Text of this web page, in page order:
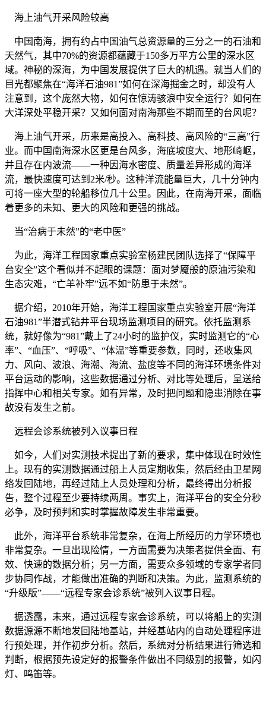
海上油气开采风险较高
中国南海，拥有约占中国油气总资源量的三分之一的石油和
天然气，其中70%的资源都蕴藏于150多万平方公里的深水区
域。神秘的深海，为中国发展提供了巨大的机遇。就当人们的
目光都聚焦在“海洋石油981”如何在深海掘金之时，却没有人
注意到，这个庞然大物，如何在惊涛骇浪中安全运行？如何在
大洋深处平稳开采？又如何面对南海那些不期而至的台风呢？
海上油气开采，历来是高投入、高科技、高风险的“三高”行
业。而中国南海深水区更是台风多，海底坡度大、地形崎岖，
并且存在内波流——一种因海水密度、质量差异形成的海洋
流，最快速度可达到2米/秒。这种洋流能量巨大，几十分钟内
可将一座大型的轮船移位几十公里。因此，在南海开采，面临
着更多的未知、更大的风险和更强的挑战。
当“治病于未然”的“老中医”
为此，海洋工程国家重点实验室杨建民团队选择了“保障平
台安全”这个看似并不起眼的课题：面对梦魇般的原油污染和
生态灾难，“亡羊补牢”远不如“防患于未然”。
据介绍，2010年开始，海洋工程国家重点实验室开展“海洋
石油981”半潜式钻井平台现场监测项目的研究。依托监测系
统，就好像为“981”戴上了24小时的监护仪，实时监测它的“心
率”、“血压”、“呼吸”、“体温”等重要参数，同时，还收集风
力、风向、波浪、海潮、海流、盐度等不同的海洋环境条件对
平台运动的影响，这些数据通过分析、对比等处理后，呈送给
指挥中心和相关专家。如有异常，及时把问题和隐患消除在事
故没有发生之前。
远程会诊系统被列入议事日程
如今，人们对实测技术提出了新的要求，集中体现在时效性
上。现有的实测数据通过船上人员定期收集，然后经由卫星网
络发回陆地，再经过陆上人员处理和分析，最终得出分析报
告，整个过程至少要持续两周。事实上，海洋平台的安全分秒
必争，及时预判和实时掌握故障发生非常重要。
此外，海洋平台系统非常复杂，在海上所经历的力学环境也
非常复杂。一旦出现险情，一方面需要为决策者提供全面、有
效、快速的数据分析；另一方面，需要众多领域的专家学者同
步协同作战，才能做出准确的判断和决策。为此，监测系统的
“升级版”——“远程专家会诊系统”被列入议事日程。
据透露，未来，通过远程专家会诊系统，可以将船上的实测
数据源源不断地发回陆地基站，并经基站内的自动处理程序进
行预处理，并作初步分析。然后，系统对分析结果进行筛选和
判断，根据预先设定好的报警条件做出不同级别的报警，如闪
灯、鸣笛等。